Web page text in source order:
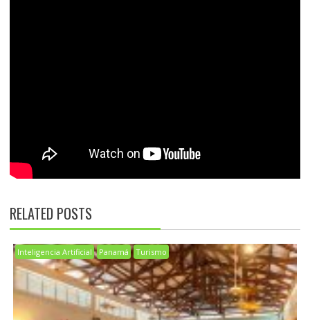
RELATED POSTS
Inteligencia Artificial Panamá Turismo